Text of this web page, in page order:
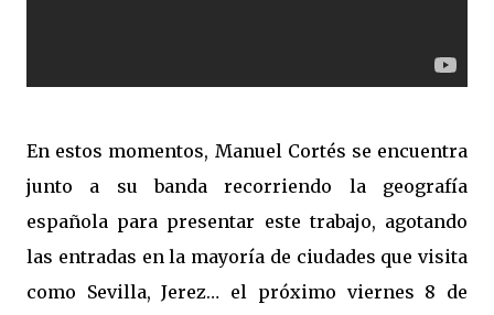
En estos momentos, Manuel Cortés se encuentra
junto a su banda recorriendo la geografía
española para presentar este trabajo, agotando
las entradas en la mayoría de ciudades que visita
como Sevilla, Jerez… el próximo viernes 8 de